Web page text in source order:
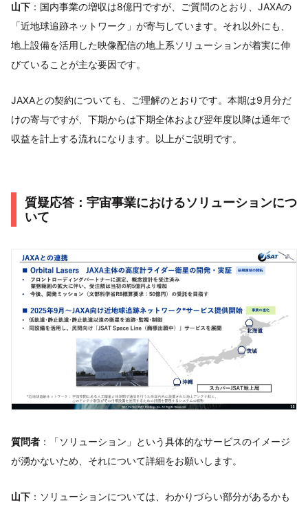
山下 ：国内事業の増収は8億円ですが、ご質問のとおり、JAXAの
「近地球追跡ネットワーク」が寄与しています。それ以外にも、
地上設備を活用した映像配信の地上系ソリューションが着実に伸
びていることが主な要因です。
JAXAとの契約についても、ご理解のとおりです。本期は9月分だ
けの寄与ですが、下期からは下期全体および翌年度以降は通年で
収益を計上する流れになります。以上がご説明です。
質疑応答：宇宙事業におけるソリューションにつ
いて
質問者 ：「ソリューション」という具体的なサービスのイメージ
が湧かないため、それについて詳細をお願いします。
山下 ：ソリューションについては、わかりづらい部分があるかも